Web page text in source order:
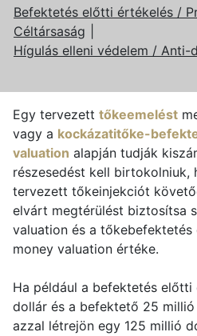
Befektetés előtti értékelés /
Céltársaság
Hígulás elleni védelem /
Egy tervezett tőkeemelést
vagy a kockázatitőke-
valuation alapján tudják
részesedést kell birtokolniuk,
tervezett tőkeinjekciót
elvárt megtérülést biztosítsa
valuation és a
money valuation értéke.
Ha például a befektetés előtti
dollár és a befektető 25
azzal létrejön egy 125 millió